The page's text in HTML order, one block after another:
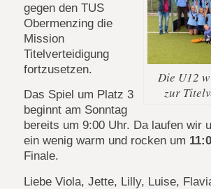
Die U12
zur
gegen den TUS
Obermenzing die
Mission
Titelverteidigung
fortzusetzen.
Das Spiel um Platz 3
beginnt am Sonntag
bereits um 9:00 Uhr. Da laufen wir
ein wenig warm und rocken um
Finale.
Liebe Viola, Jette, Lilly, Luise,